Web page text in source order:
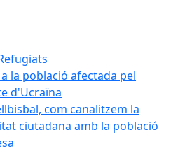
la població afectada pel
d'Ucraïna
com canalitzem la
ciutadana amb la població